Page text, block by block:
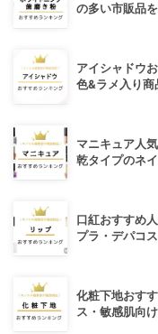
の多い市販品
アイシャドウ
色&ラメ入り商
マニキュア人
乾タイプのネ
口紅おすすめ
プラ・デパコ
化粧下地おす
ス・敏感肌向